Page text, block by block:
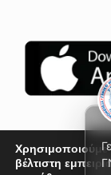
βέλτιστη